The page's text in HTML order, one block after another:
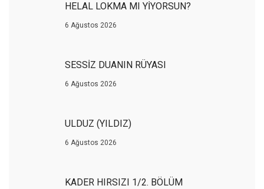
HELAL LOKMA MI YİYORSUN?
6 Ağustos 2026
SESSİZ DUANIN RÜYASI
6 Ağustos 2026
ULDUZ (YILDIZ)
6 Ağustos 2026
KADER HIRSIZI 1/2. BÖLÜM